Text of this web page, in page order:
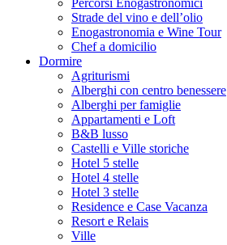
Percorsi Enogastronomici
Strade del vino e dell’olio
Enogastronomia e Wine Tour
Chef a domicilio
Dormire
Agriturismi
Alberghi con centro benessere
Alberghi per famiglie
Appartamenti e Loft
B&B lusso
Castelli e Ville storiche
Hotel 5 stelle
Hotel 4 stelle
Hotel 3 stelle
Residence e Case Vacanza
Resort e Relais
Ville